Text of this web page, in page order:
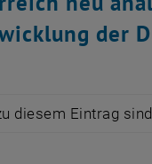
der
diesem Eintrag